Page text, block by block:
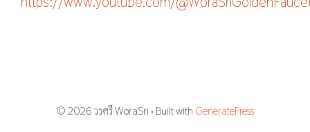
© 2026 วรศรี WoraSri • Built with GeneratePress